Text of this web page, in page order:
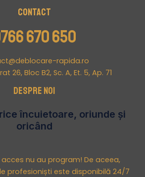
Contact
670 650
rapida.ro
26, Bloc B2, Sc. A, Et. 5, Ap. 71
Despre noi
încuietoare, oriunde și
oricând
nu au program! De aceea,
profesioniști este disponibilă 24/7